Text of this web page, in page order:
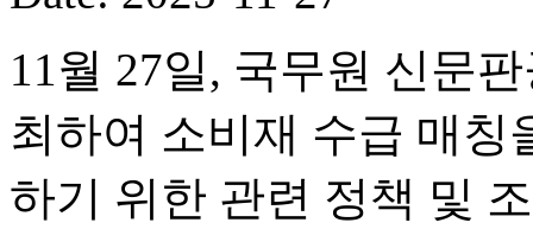
11월 27일, 국무원 신문
최하여 소비재 수급 매칭
하기 위한 관련 정책 및